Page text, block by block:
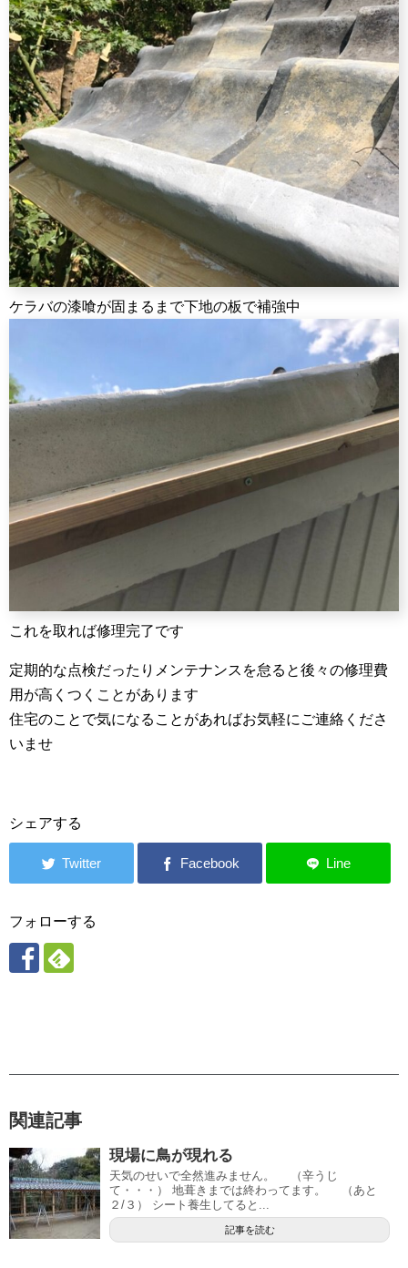
ケラバの漆喰が固まるまで下地の板で補強中
これを取れば修理完了です
定期的な点検だったりメンテナンスを怠ると後々の修理費
用が高くつくことがあります
住宅のことで気になることがあればお気軽にご連絡くださ
いませ
シェアする
フォローする
関連記事
現場に鳥が現れる
天気のせいで全然進みません。 （辛うじ
て・・・） 地葺きまでは終わってます。 （あと
２/３） シート養生してると...
記事を読む